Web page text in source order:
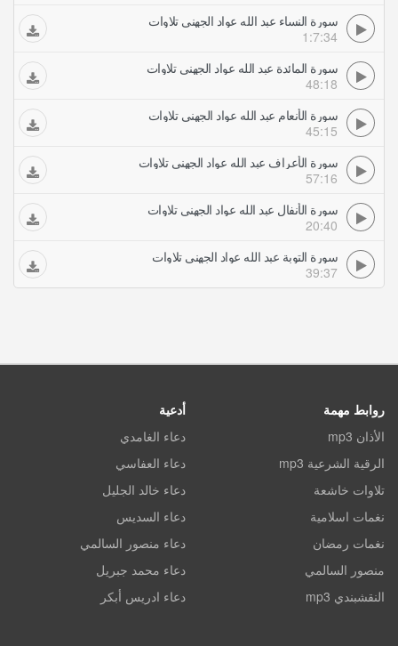
سورة النساء عبد الله عواد الجهني تلاوات
1:7:34
سورة المائدة عبد الله عواد الجهني تلاوات
48:18
سورة الأنعام عبد الله عواد الجهني تلاوات
45:15
سورة الأعراف عبد الله عواد الجهني تلاوات
57:16
سورة الأنفال عبد الله عواد الجهني تلاوات
20:40
سورة التوبة عبد الله عواد الجهني تلاوات
39:37
روابط مهمة
الأذان mp3
الرقية الشرعية mp3
تلاوات خاشعة
نغمات اسلامية
نغمات رمضان
منصور السالمي
النقشبندي mp3
أدعية
دعاء الغامدي
دعاء العفاسي
دعاء خالد الجليل
دعاء السديس
دعاء منصور السالمي
دعاء محمد جبريل
دعاء ادريس أبكر